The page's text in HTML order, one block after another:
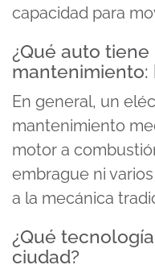
capacidad para
¿Qué auto
mantenimiento:
En general, un
mantenimiento
motor a
embrague ni
a la mecánica
¿Qué
ciudad?